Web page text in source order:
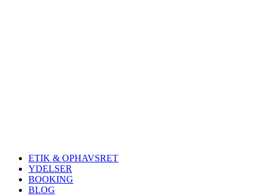
ETIK & OPHAVSRET
YDELSER
BOOKING
BLOG